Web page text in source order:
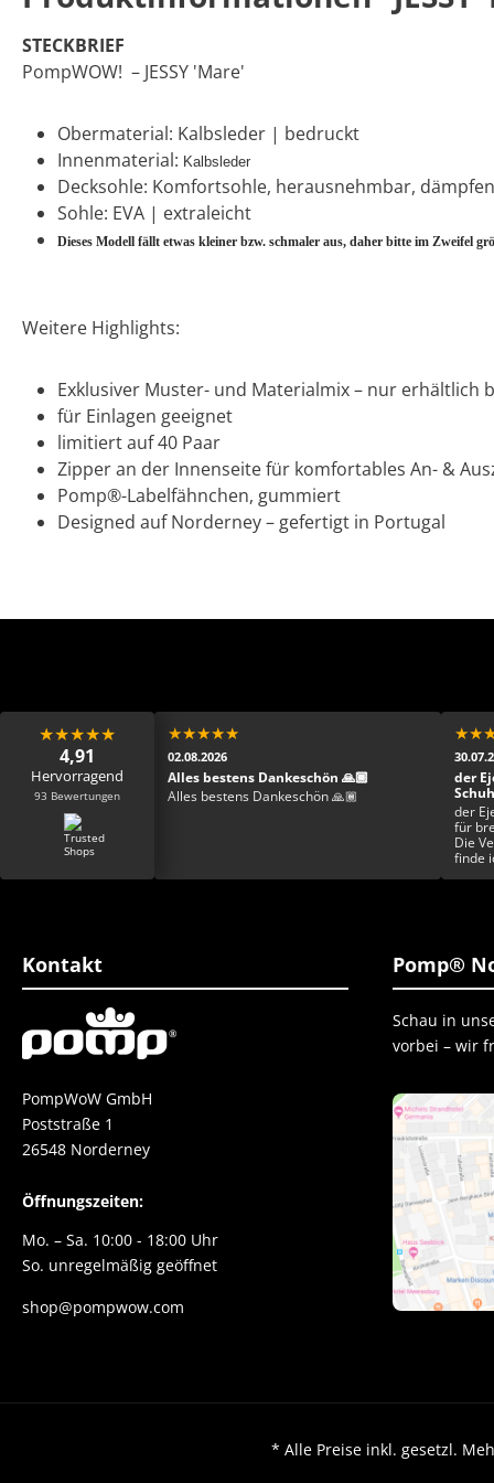
STECKBRIEF
PompWOW! – JESSY 'Mare'
Obermaterial: Kalbsleder | bedruckt
Innenmaterial: Kalbsleder
Decksohle: Komfortsohle, herausnehmbar,
Sohle: EVA | extraleicht
Dieses Modell fällt etwas kleiner bzw. schmaler aus, daher bitte im Zweifel
Weitere Highlights:
Exklusiver Muster- und Materialmix – nur erhältlich
für Einlagen geeignet
limitiert auf 40 Paar
Zipper an der Innenseite für komfortables An- &
Pomp®-Labelfähnchen, gummiert
Designed auf Norderney – gefertigt in Portugal
★★★★★
4,91
Hervorragend
93 Bewertungen
toller Schuh,
ist zum
netter Kontakt.
ist einfach der
und ich bin froh
★★★★★
02.08.2026
Alles bestens Dankeschön 🙏🏾
Alles bestens Dankeschön 🙏🏾
★★
der
der
für
Die
finde
Kontakt
PompWoW GmbH
Poststraße 1
26548 Norderney
Öffnungszeiten:
Mo. – Sa. 10:00 - 18:00 Uhr
So. unregelmäßig geöffnet
shop@pompwow.com
Pomp®
Schau in
vorbei – wir
* Alle Preise inkl. gesetzl.